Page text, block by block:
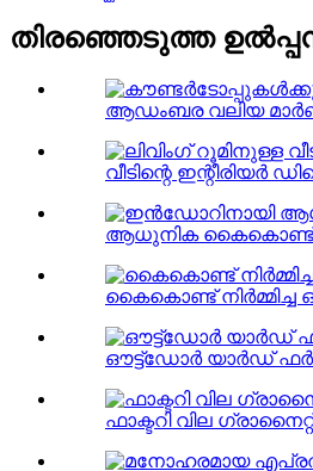
തിരഞ്ഞെടുത്ത
ആഡംബര വലിയ
വീടിന്റെ
ആധുനിക കൈകൊണ്ട്
കൈകൊണ്ട് നിർമ്മിച്ച
ഔട്ട്‌ഡോർ യാർഡ്
ഫാക്ടറി വില